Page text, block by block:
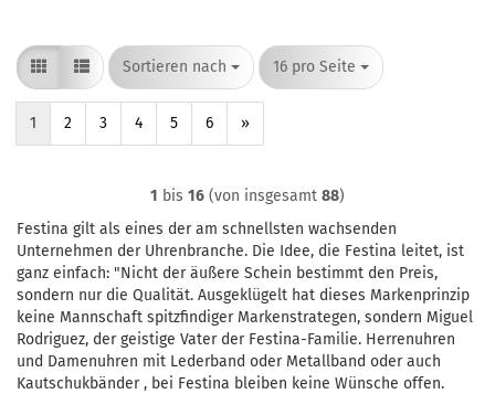
Sortieren nach
Sortieren nach 16 pro Seite
pro Seite
1 2 3 4 5 6 »
1 bis 16 (von insgesamt 88)
Festina gilt als eines der am schnellsten wachsenden
Unternehmen der Uhrenbranche. Die Idee, die Festina leitet, ist
ganz einfach: "Nicht der äußere Schein bestimmt den Preis,
sondern nur die Qualität. Ausgeklügelt hat dieses Markenprinzip
keine Mannschaft spitzfindiger Markenstrategen, sondern Miguel
Rodriguez, der geistige Vater der Festina-Familie. Herrenuhren
und Damenuhren mit Lederband oder Metallband oder auch
Kautschukbänder , bei Festina bleiben keine Wünsche offen.